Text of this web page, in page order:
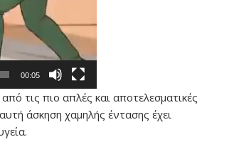
00:05
τις πιο απλές και αποτελεσματικές
άσκηση χαμηλής έντασης έχει